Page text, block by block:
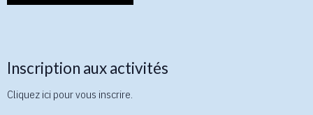
Inscription aux activités
Cliquez ici pour vous inscrire.